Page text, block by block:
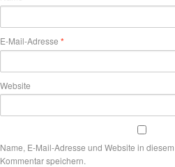
E-Mail-Adresse *
Website
Name, E-Mail-Adresse und Website in
Kommentar speichern.